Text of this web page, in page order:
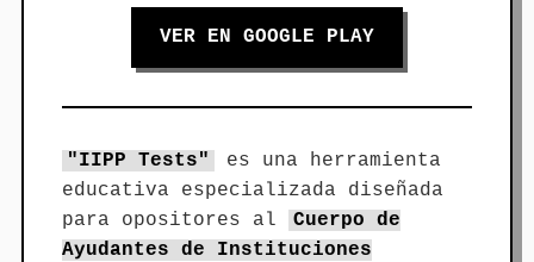
VER EN GOOGLE PLAY
"IIPP Tests"
es una herramienta
educativa especializada diseñada
para opositores al
Cuerpo de
Ayudantes de Instituciones